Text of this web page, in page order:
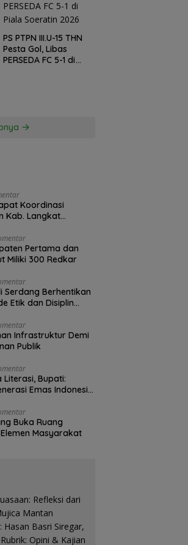
PS PTPN III.U-15 THN
Pesta Gol, Libas
PERSEDA FC 5-1 di
Koordinasi
Kab. Langkat
Pertama dan
Miliki 300 Redkar
Serdang Berhentikan
Etik dan Disiplin
Infrastruktur Demi
Publik
Literasi, Bupati:
Emas Indonesia
Buka Ruang
Masyarakat